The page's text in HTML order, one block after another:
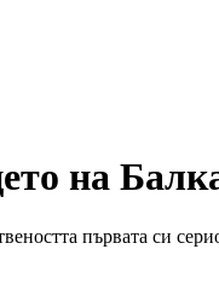
на
първата си